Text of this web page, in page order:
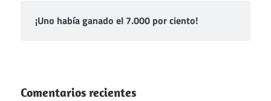
¡Uno había ganado el 7.000 por ciento!
Comentarios recientes